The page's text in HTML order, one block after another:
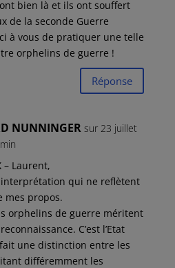
bien là et ils ont souffert
de la seconde Guerre
à vous de pratiquer une telle
orphelins de guerre !
Réponse
NUNNINGER sur 23 juillet
– Laurent,
interprétation qui ne reflètent
mes propos.
orphelins de guerre méritent
C’est l’Etat
une distinction entre les
différemment les